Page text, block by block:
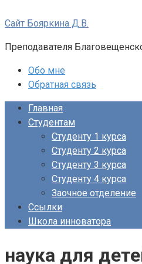
к
Сайт Бояркина Д.В.
Преподавателя
Обо мне
Обратная связь
Главная
Студентам
Студенту 1 курса
Студенту 2 курса
Студенту 3 курса
Студенту 4 курса
Заочное отделение
Ссылки
Школа инноватора
наука для